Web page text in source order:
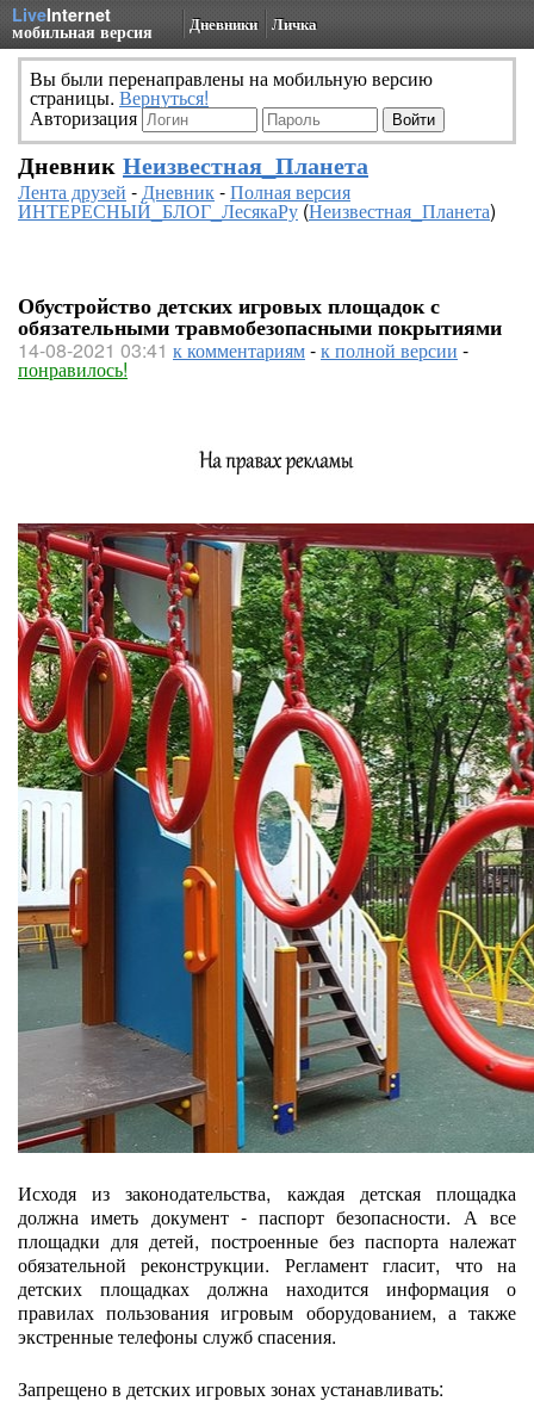
LiveInternet
мобильная версия Дневники Личка
Вы были перенаправлены на мобильную версию
страницы. Вернуться!
Авторизация
Дневник Неизвестная_Планета
Лента друзей -Дневник-Полная версия
ИНТЕРЕСНЫЙ_БЛОГ_ЛесякаРу(Неизвестная_Планета)
Обустройство детских игровых площадок с
обязательными травмобезопасными покрытиями
14-08-2021 03:41 к комментариям-к полной версии -
понравилось!
Исходя из законодательства, каждая детская площадка
должна иметь документ - паспорт безопасности. А все
площадки для детей, построенные без паспорта належат
обязательной реконструкции. Регламент гласит, что на
детских площадках должна находится информация о
правилах пользования игровым оборудованием, а также
экстренные телефоны служб спасения.
Запрещено в детских игровых зонах устанавливать: